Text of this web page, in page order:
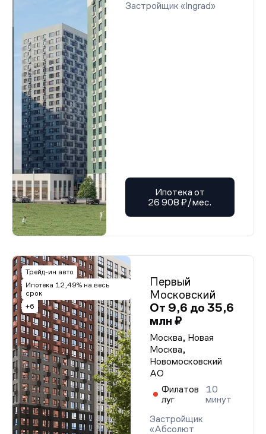
Застройщик «Ingrad»
Ипотека от
26 908 ₽/мес.
Трейд-ин авто
Ипотека 12,49% на весь
срок
+6
Первый
Московский
От 9,6 до 35,6
млн ₽
Москва, Новая
Москва,
Новомосковский
АО
Филатов
луг
10
минут
Застройщик
«Абсолют